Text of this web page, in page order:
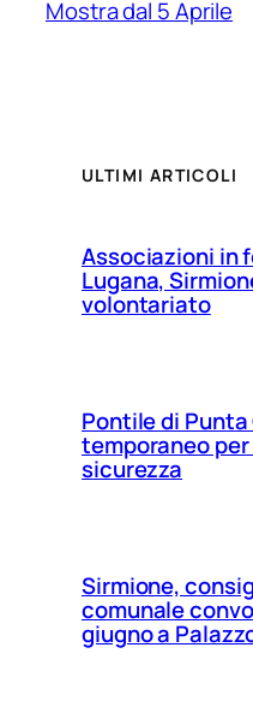
Mostra dal 5 Aprile
ULTIMI ARTICOLI
Associazioni in
Lugana,
volontariato
Pontile di Punta
temporaneo
sicurezza
Sirmione,
comunale
giugno a